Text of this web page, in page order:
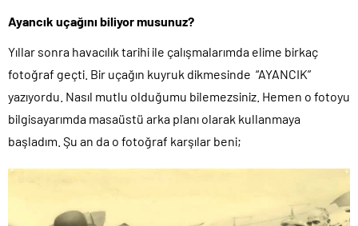
Ayancık uçağını biliyor musunuz?
Yıllar sonra havacılık tarihi ile çalışmalarımda elime birkaç
fotoğraf geçti. Bir uçağın kuyruk dikmesinde “AYANCIK”
yazıyordu. Nasıl mutlu olduğumu bilemezsiniz. Hemen o fotoyu
bilgisayarımda masaüstü arka planı olarak kullanmaya
başladım. Şu an da o fotoğraf karşılar beni;